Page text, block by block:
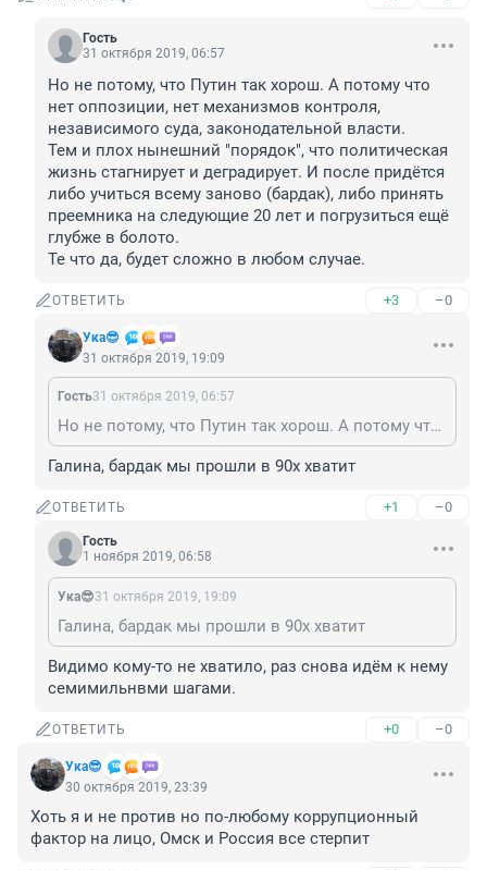
Гость
31 октября 2019, 06:57
Но не потому, что Путин так хорош. А потому что
нет оппозиции, нет механизмов контроля,
независимого суда, законодательной власти.
Тем и плох нынешний "порядок", что политическая
жизнь стагнирует и деградирует. И после придётся
либо учиться всему заново (бардак), либо принять
преемника на следующие 20 лет и погрузиться ещё
глубже в болото.
Те что да, будет сложно в любом случае.
ОТВЕТИТЬ +3 –0
Ука😎
31 октября 2019, 19:09
Гость31 октября 2019, 06:57
Но не потому, что Путин так хорош. А потому что нет оппозиции, нет механизмов контроля, независимого суда, законодательной власти. Тем и плох нынешний "порядок", что политическая жизнь стагнирует и деградирует. И после придётся либо учиться всему заново (бардак), либо принять преемника на следующие 20 лет и погрузиться ещё глубже в болото. Те что да, будет сложно в любом случае.
Галина, бардак мы прошли в 90х хватит
ОТВЕТИТЬ +1 –0
Гость
1 ноября 2019, 06:58
Ука😎31 октября 2019, 19:09
Галина, бардак мы прошли в 90х хватит
Видимо кому-то не хватило, раз снова идём к нему
семимильнвми шагами.
ОТВЕТИТЬ +0 –0
Ука😎
30 октября 2019, 23:39
Хоть я и не против но по-любому коррупционный
фактор на лицо, Омск и Россия все стерпит